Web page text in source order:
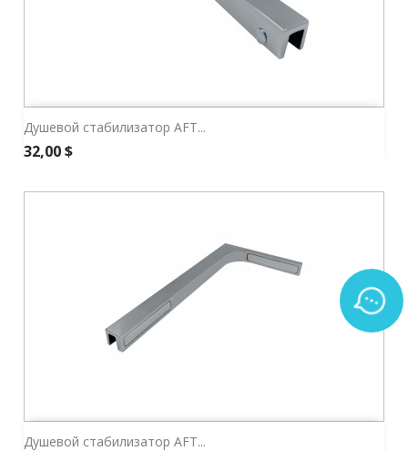
Душевой стабилизатор AFT...
Цена
32,00 $
Душевой стабилизатор AFT...